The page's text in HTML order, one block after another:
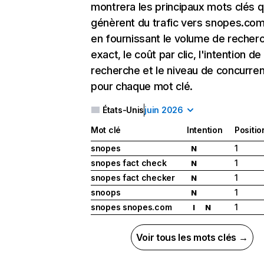
montrera les principaux mots clés
génèrent du trafic vers
en fournissant le volume de
exact, le coût par clic, l'intention de
recherche et le niveau de
pour chaque mot clé.
États-Unisjuin 2026
Mot clé Intention
snopes
N
1
snopes fact check
N
1
snopes fact checker
N
1
snoops
N
1
snopes snopes.com
I N 1
Voir tous les mots clés →